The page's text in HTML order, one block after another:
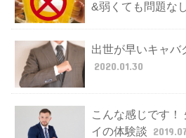
&弱くても問題な
出世が早いキャバ
2020.01.30
こんな感じです！
イの体験談